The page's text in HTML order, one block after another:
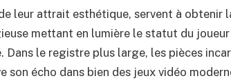
leur attrait esthétique, servent à obtenir
mettant en lumière le statut du
Dans le registre plus large, les pièces
son écho dans bien des jeux vidéo